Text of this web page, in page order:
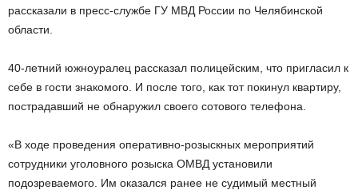
рассказали в пресс-службе ГУ МВД России по Челябинской
области.
40-летний южноуралец рассказал полицейским, что пригласил к
себе в гости знакомого. И после того, как тот покинул квартиру,
пострадавший не обнаружил своего сотового телефона.
«В ходе проведения оперативно-розыскных мероприятий
сотрудники уголовного розыска ОМВД установили
подозреваемого. Им оказался ранее не судимый местный